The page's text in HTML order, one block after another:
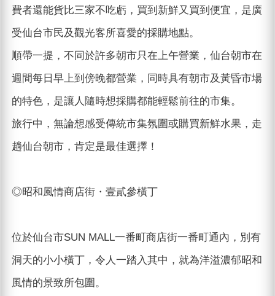
費者還能貨比三家不吃虧，買到新鮮又買到便宜，是廣
受仙台市民及觀光客所喜愛的採購地點。
順帶一提，不同於許多朝市只在上午營業，仙台朝市在
週間每日早上到傍晚都營業，同時具有朝市及黃昏市場
的特色，是讓人隨時想採購都能輕鬆前往的市集。
旅行中，無論想感受傳統市集氛圍或購買新鮮水果，走
趟仙台朝市，肯定是最佳選擇！
◎昭和風情商店街・壹貳參橫丁
位於仙台市SUN MALL一番町商店街一番町通內，別有
洞天的小小橫丁，令人一踏入其中，就為洋溢濃郁昭和
風情的景致所包圍。